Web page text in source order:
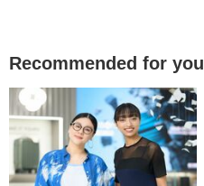
Recommended for you